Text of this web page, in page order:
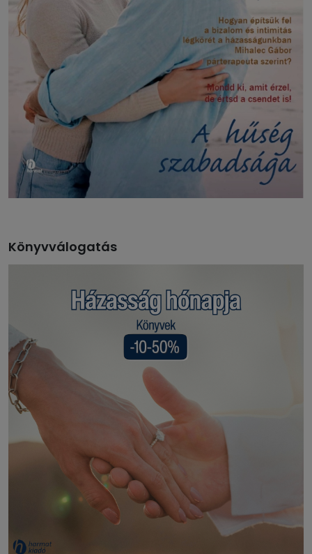
Könyvválogatás